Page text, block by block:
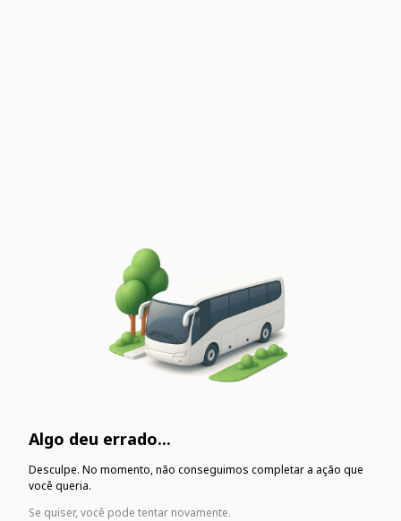
Algo deu errado...
Desculpe. No momento, não conseguimos completar a ação que
você queria.
Se quiser, você pode tentar novamente.